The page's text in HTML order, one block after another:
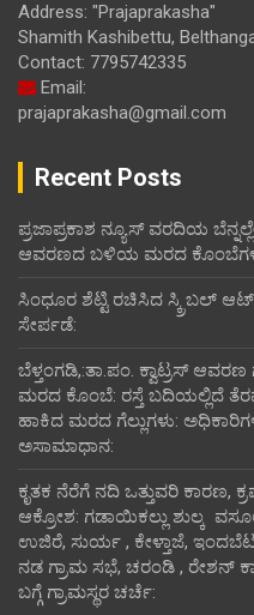
Address: "Prajaprakasha"
Shamith Kashibettu,
Contact: 7795742335
Email:
prajaprakasha@gmail.com
Recent Posts
ಪ್ರಜಾಪ್ರಕಾಶ ನ್ಯೂಸ್ ವರದಿಯ
ಆವರಣದ ಬಳಿಯ ಮರದ ಕೊಂಬೆಗಳ
ಸಿಂಧೂರ ಶೆಟ್ಟಿ ರಚಿಸಿದ ಸ್ಕ್ರಿಬಲ್
ಸೇರ್ಪಡೆ:
ಬೆಳ್ತಂಗಡಿ,:ತಾ.ಪಂ‌. ಕ್ವಾಟ್ರಸ್
ಮರದ ಕೊಂಬೆ: ರಸ್ತೆ ಬದಿಯಲ್ಲಿದೆ
ಹಾಕಿದ ಮರದ ಗೆಲ್ಲುಗಳು:
ಅಸಾಮಾಧಾನ:
ಕೃತಕ ನೆರೆಗೆ ನದಿ ಒತ್ತುವರಿ ಕಾರಣ,
ಆಕ್ರೋಶ: ಗಡಾಯಿಕಲ್ಲು ಶುಲ್ಕ
ಉಜಿರೆ, ಸುರ್ಯ , ಕೇಳ್ತಾಜೆ,
ನಡ ಗ್ರಾಮ ಸಭೆ, ಚರಂಡಿ , ರೇಶನ್
ಬಗ್ಗೆ ಗ್ರಾಮಸ್ಥರ ಚರ್ಚೆ: